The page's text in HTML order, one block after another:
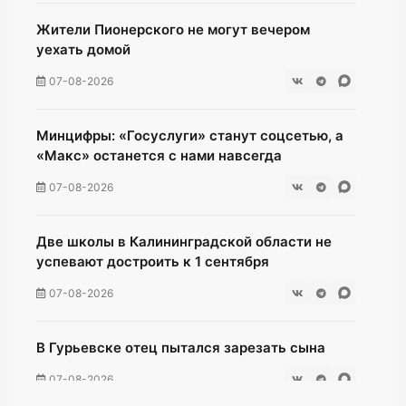
Жители Пионерского не могут вечером
уехать домой
07-08-2026
Минцифры: «Госуслуги» станут соцсетью, а
«Макс» останется с нами навсегда
07-08-2026
Две школы в Калининградской области не
успевают достроить к 1 сентября
07-08-2026
В Гурьевске отец пытался зарезать сына
07-08-2026